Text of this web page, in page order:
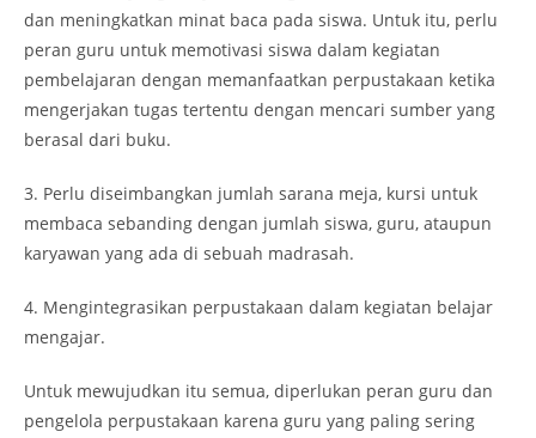
dan meningkatkan minat baca pada siswa. Untuk itu, perlu
peran guru untuk memotivasi siswa dalam kegiatan
pembelajaran dengan memanfaatkan perpustakaan ketika
mengerjakan tugas tertentu dengan mencari sumber yang
berasal dari buku.
3. Perlu diseimbangkan jumlah sarana meja, kursi untuk
membaca sebanding dengan jumlah siswa, guru, ataupun
karyawan yang ada di sebuah madrasah.
4. Mengintegrasikan perpustakaan dalam kegiatan belajar
mengajar.
Untuk mewujudkan itu semua, diperlukan peran guru dan
pengelola perpustakaan karena guru yang paling sering